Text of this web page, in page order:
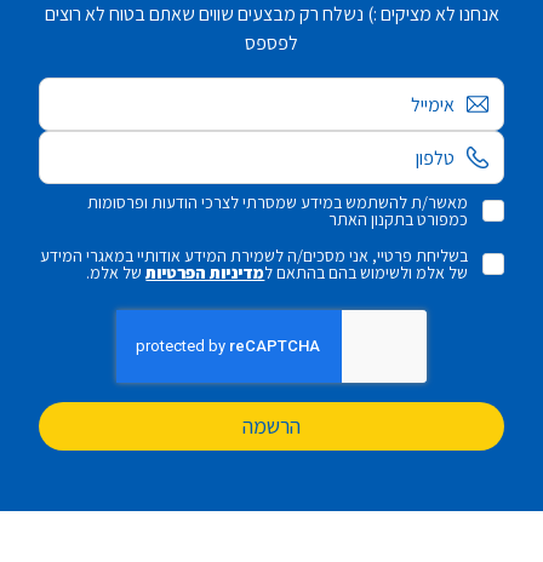
אנחנו לא מציקים :) נשלח רק מבצעים שווים שאתם בטוח לא רוצים
לפספס
אימייל
מאשר/ת להשתמש במידע שמסרתי לצרכי הודעות ופרסומות
כמפורט בתקנון האתר
בשליחת פרטיי, אני מסכים/ה לשמירת המידע אודותיי במאגרי המידע
של אלמ ולשימוש בהם בהתאם למדיניות הפרטיותשל אלמ.
הרשמה